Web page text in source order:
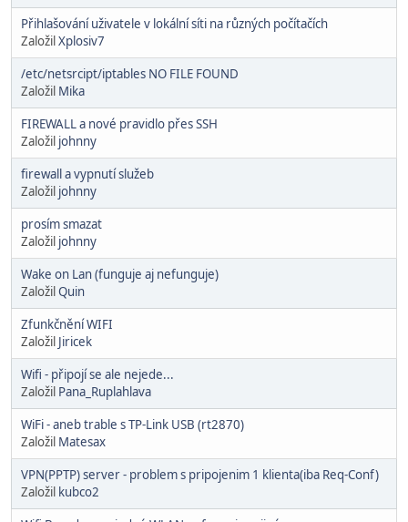
Přihlašování uživatele v lokální síti na různých počítačích
ZaložilXplosiv7
/etc/netsrcipt/iptables NO FILE FOUND
Založil Mika
FIREWALL a nové pravidlo přes SSH
Založil johnny
firewall a vypnutí služeb
Založil johnny
prosím smazat
Založil johnny
Wake on Lan (funguje aj nefunguje)
ZaložilQuin
Zfunkčnění WIFI
Založil Jiricek
Wifi - připojí se ale nejede...
Založil Pana_Ruplahlava
WiFi - aneb trable s TP-Link USB (rt2870)
Založil Matesax
VPN(PPTP) server - problem s pripojenim 1 klienta(iba Req-Conf)
Založil kubco2